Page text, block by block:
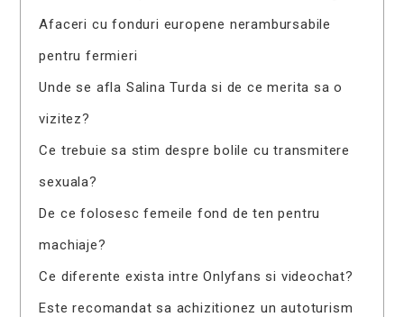
Afaceri cu fonduri europene nerambursabile
pentru fermieri
Unde se afla Salina Turda si de ce merita sa o
vizitez?
Ce trebuie sa stim despre bolile cu transmitere
sexuala?
De ce folosesc femeile fond de ten pentru
machiaje?
Ce diferente exista intre Onlyfans si videochat?
Este recomandat sa achizitionez un autoturism